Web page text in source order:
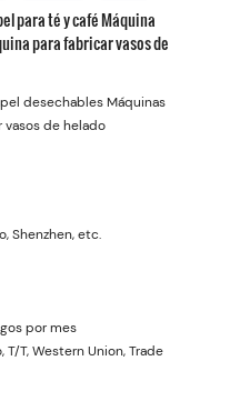
para té y café Máquina
para fabricar vasos de
desechables Máquinas
de helado
Shenzhen, etc.
por mes
T, Western Union, Trade